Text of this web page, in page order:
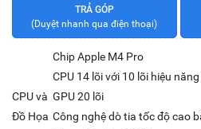
TRẢ GÓP
(Duyệt nhanh qua điện thoại)
CPU và
Đồ Họa
Chip Apple M4 Pro
CPU 14 lõi với 10 lõi hiệu
GPU 20 lõi
Công nghệ dò tia tốc độ cao